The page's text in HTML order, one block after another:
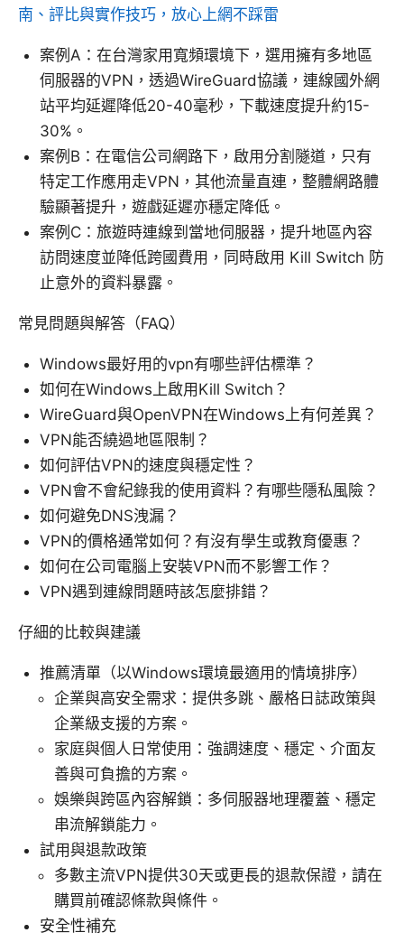
南、評比與實作技巧，放心上網不踩雷
案例A：在台灣家用寬頻環境下，選用擁有多地區
伺服器的VPN，透過WireGuard協議，連線國外網
站平均延遲降低20-40毫秒，下載速度提升約15-
30%。
案例B：在電信公司網路下，啟用分割隧道，只有
特定工作應用走VPN，其他流量直連，整體網路體
驗顯著提升，遊戲延遲亦穩定降低。
案例C：旅遊時連線到當地伺服器，提升地區內容
訪問速度並降低跨國費用，同時啟用 Kill Switch 防
止意外的資料暴露。
常見問題與解答（FAQ）
Windows最好用的vpn有哪些評估標準？
如何在Windows上啟用Kill Switch？
WireGuard與OpenVPN在Windows上有何差異？
VPN能否繞過地區限制？
如何評估VPN的速度與穩定性？
VPN會不會紀錄我的使用資料？有哪些隱私風險？
如何避免DNS洩漏？
VPN的價格通常如何？有沒有學生或教育優惠？
如何在公司電腦上安裝VPN而不影響工作？
VPN遇到連線問題時該怎麼排錯？
仔細的比較與建議
推薦清單（以Windows環境最適用的情境排序）
企業與高安全需求：提供多跳、嚴格日誌政策與
企業級支援的方案。
家庭與個人日常使用：強調速度、穩定、介面友
善與可負擔的方案。
娛樂與跨區內容解鎖：多伺服器地理覆蓋、穩定
串流解鎖能力。
試用與退款政策
多數主流VPN提供30天或更長的退款保證，請在
購買前確認條款與條件。
安全性補充